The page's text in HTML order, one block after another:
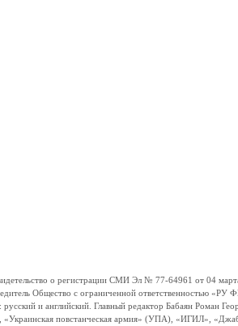
о регистрации СМИ Эл № 77-64961 от 04
Общество с ограниченной ответственностью
и английский. Главный редактор Бабаян Роман
«Украинская повстанческая армия» (УПА), «ИГИЛ»,